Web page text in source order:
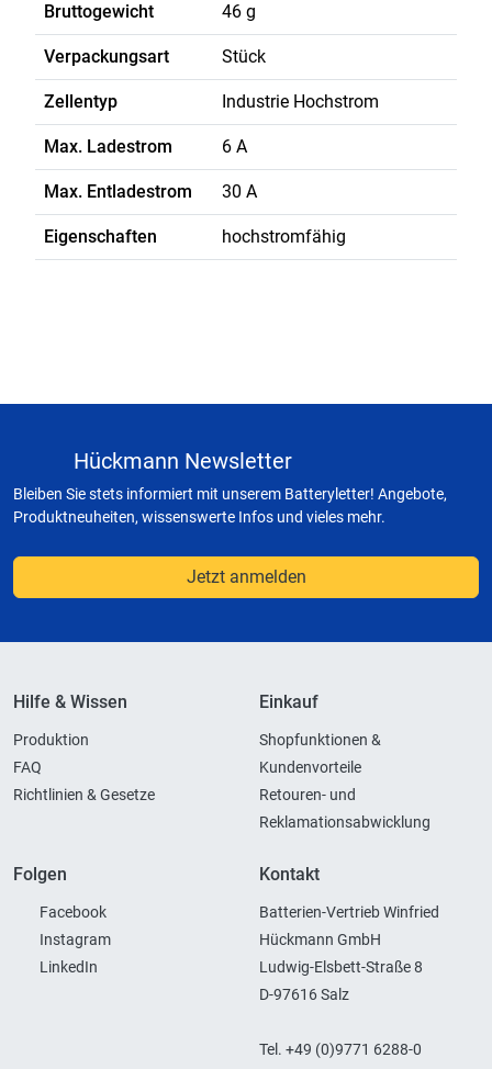
Bruttogewicht 46 g
Verpackungsart Stück
Zellentyp Industrie Hochstrom
Max. Ladestrom 6 A
Max. Entladestrom 30 A
Eigenschaften hochstromfähig
Hückmann Newsletter
Bleiben Sie stets informiert mit unserem Batteryletter! Angebote,
Produktneuheiten, wissenswerte Infos und vieles mehr.
Jetzt anmelden
Hilfe & Wissen
Produktion
FAQ
Richtlinien & Gesetze
Einkauf
Shopfunktionen &
Kundenvorteile
Retouren- und
Reklamationsabwicklung
Folgen
Facebook
Instagram
LinkedIn
Kontakt
Batterien-Vertrieb Winfried
Hückmann GmbH
Ludwig-Elsbett-Straße 8
D-97616 Salz
Tel. +49 (0)9771 6288-0